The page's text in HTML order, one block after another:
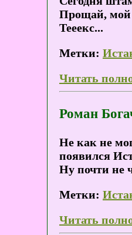
Прощай, мой
Тееекс...
Метки:
Читать
Роман
Не как не
появился
Ну почти не
Метки:
Читать